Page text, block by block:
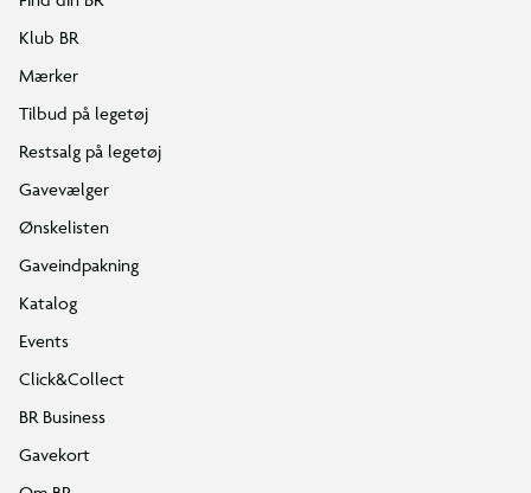
Klub BR
Mærker
Tilbud på legetøj
Restsalg på legetøj
Gavevælger
Ønskelisten
Gaveindpakning
Katalog
Events
Click&Collect
BR Business
Gavekort